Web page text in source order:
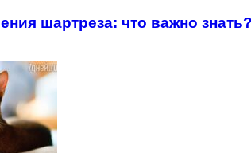
шартреза: что важно знать?